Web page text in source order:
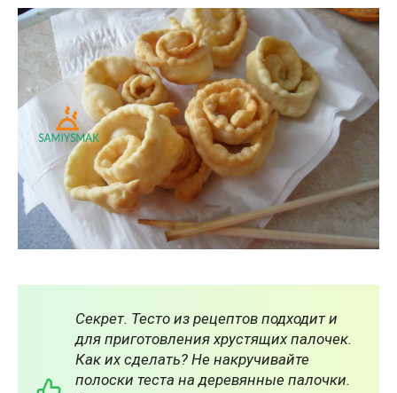
Секрет. Тесто из рецептов подходит и
для приготовления хрустящих палочек.
Как их сделать? Не накручивайте
полоски теста на деревянные палочки.